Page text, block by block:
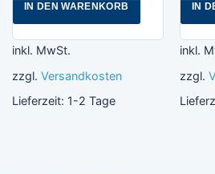
IN DEN WARENKORB
inkl. MwSt.
zzgl. Versandkosten
Lieferzeit: 1-2 Tage
IN
inkl.
zzgl.